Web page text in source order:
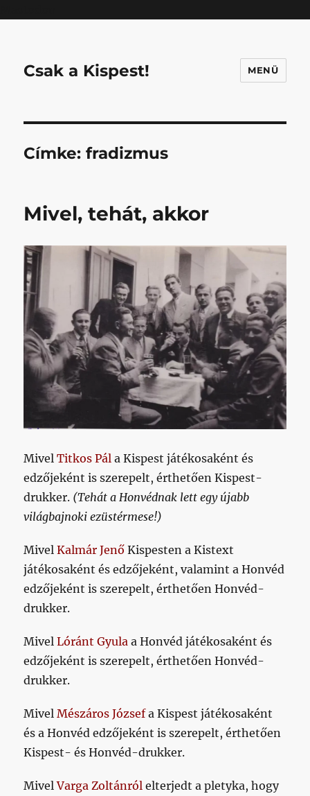
Csak a Kispest! MENÜ
Címke:fradizmus
Mivel, tehát, akkor
MivelTitkos Pál a Kispest játékosaként és
edzőjeként is szerepelt, érthetően Kispest-
drukker. (Tehát a Honvédnak lett egy újabb
világbajnoki ezüstérmese!)
MivelKalmár Jenő Kispesten a Kistext
játékosaként és edzőjeként, valamint a Honvéd
edzőjeként is szerepelt, érthetően Honvéd-
drukker.
MivelLóránt Gyula a Honvéd játékosaként és
edzőjeként is szerepelt, érthetően Honvéd-
drukker.
MivelMészáros Józsefa Kispest játékosaként
és a Honvéd edzőjeként is szerepelt, érthetően
Kispest- és Honvéd-drukker.
MivelVarga Zoltánról elterjedt a pletyka, hogy